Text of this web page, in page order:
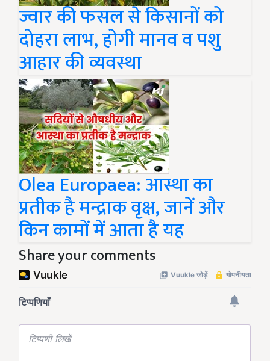
ज्वार की फसल से किसानों को
दोहरा लाभ, होगी मानव व पशु
आहार की व्यवस्था
Olea Europaea: आस्था का
प्रतीक है मन्द्राक वृक्ष, जानें और
किन कामों में आता है यह
Share your comments